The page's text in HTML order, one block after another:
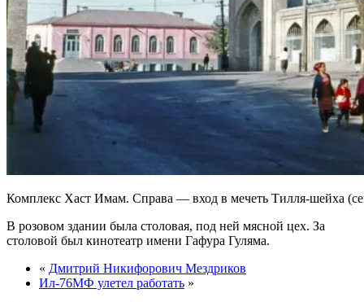
Комплекс Хаст Имам. Справа — вход в мечеть Тилля-шейха
В розовом здании была столовая, под ней мясной цех. За
столовой был кинотеатр имени Гафура Гуляма.
« Дмитрий Никифорович Мездриков
Ил-76МФ улетел работать »